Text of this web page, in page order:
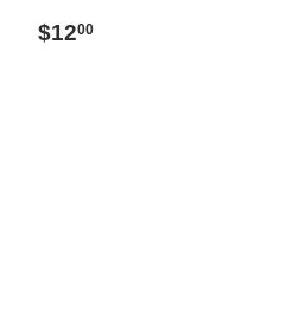
Preço
$1200